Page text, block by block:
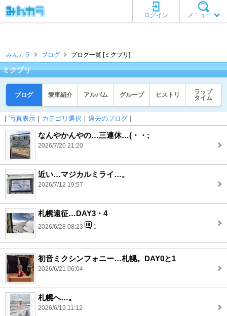
メニュー
ログイン
みんカラ ブログ ブログ一覧 [ミクプリ]
ミクプリ
ブログ 愛車紹介 アルバム グループ ヒストリ
ラップ
タイム
[ 写真表示 ｜ カテゴリ選択 ｜ 過去のブログ ]
なんやかんやの…三連休…(・・;
2026/7/20 21:20
近い…マジカルミライ…。
2026/7/12 19:57
札幌遠征…DAY3・4
2026/6/28 08:23 1
初音ミクシンフォニー…札幌。DAY0と1
2026/6/21 06:04
札幌へ…。
2026/6/19 11:12